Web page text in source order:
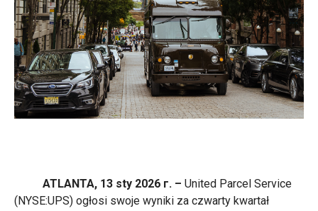
ATLANTA, 13 sty 2026 г. – United Parcel Service
(NYSE:UPS) ogłosi swoje wyniki za czwarty kwartał